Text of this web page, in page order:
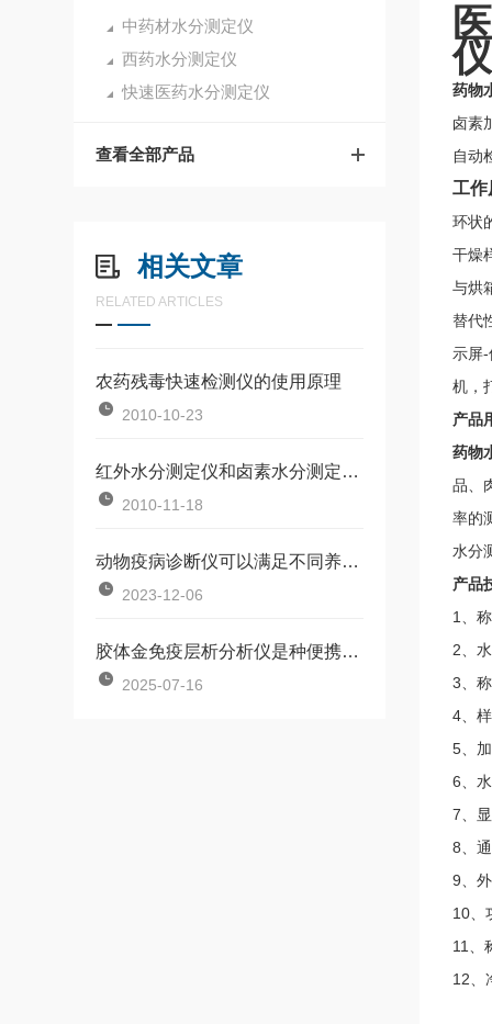
中药材水分测定仪
西药水分测定仪
快速医药水分测定仪
查看全部产品
相关文章
RELATED ARTICLES
农药残毒快速检测仪的使用原理
2010-10-23
红外水分测定仪和卤素水分测定仪的性能
2010-11-18
动物疫病诊断仪可以满足不同养殖场的需求
2023-12-06
胶体金免疫层析分析仪是种便携式快速检测设备
2025-07-16
药物
卤素
自动
工作
环状
干燥
与烘
替代
示屏-
机，
产品
药物
品、
率的
水分
产品
1、
2、
3、
4、
5、
6、
7、
8、
9、
10、
11、
12、